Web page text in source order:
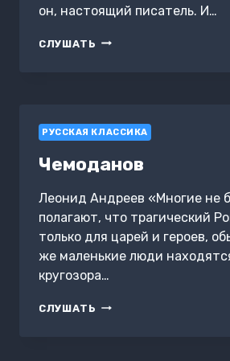
он, настоящий писатель. И…
СЛУШАТЬ ПИСАТЕЛИ
РУССКАЯ КЛАССИКА
Чемоданов
Леонид Андреев «Многие не
полагают, что трагический
только для царей и героев,
же маленькие люди
кругозора…
СЛУШАТЬ ЧЕМОДАНОВ